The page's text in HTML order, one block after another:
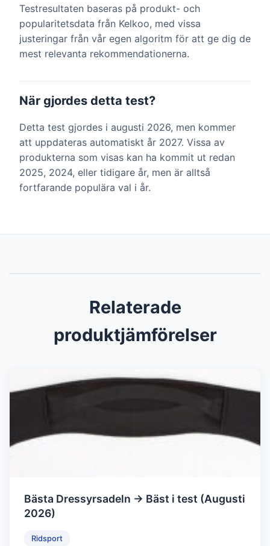
Testresultaten baseras på produkt- och
popularitetsdata från Kelkoo, med vissa
justeringar från vår egen algoritm för att ge dig de
mest relevanta rekommendationerna.
När gjordes detta test?
Detta test gjordes i augusti 2026, men kommer
att uppdateras automatiskt år 2027. Vissa av
produkterna som visas kan ha kommit ut redan
2025, 2024, eller tidigare år, men är alltså
fortfarande populära val i år.
Relaterade
produktjämförelser
Bästa Dressyrsadeln → Bäst i test (Augusti
2026)
Ridsport